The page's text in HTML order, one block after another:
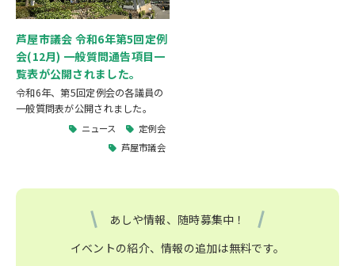
芦屋市議会 令和6年第5回定例
会(12月) 一般質問通告項目一
覧表が公開されました。
令和6年、第5回定例会の各議員の
一般質問表が公開されました。
ニュース
定例会
芦屋市議会
あしや情報、随時募集中！
イベントの紹介、情報の追加は無料です。